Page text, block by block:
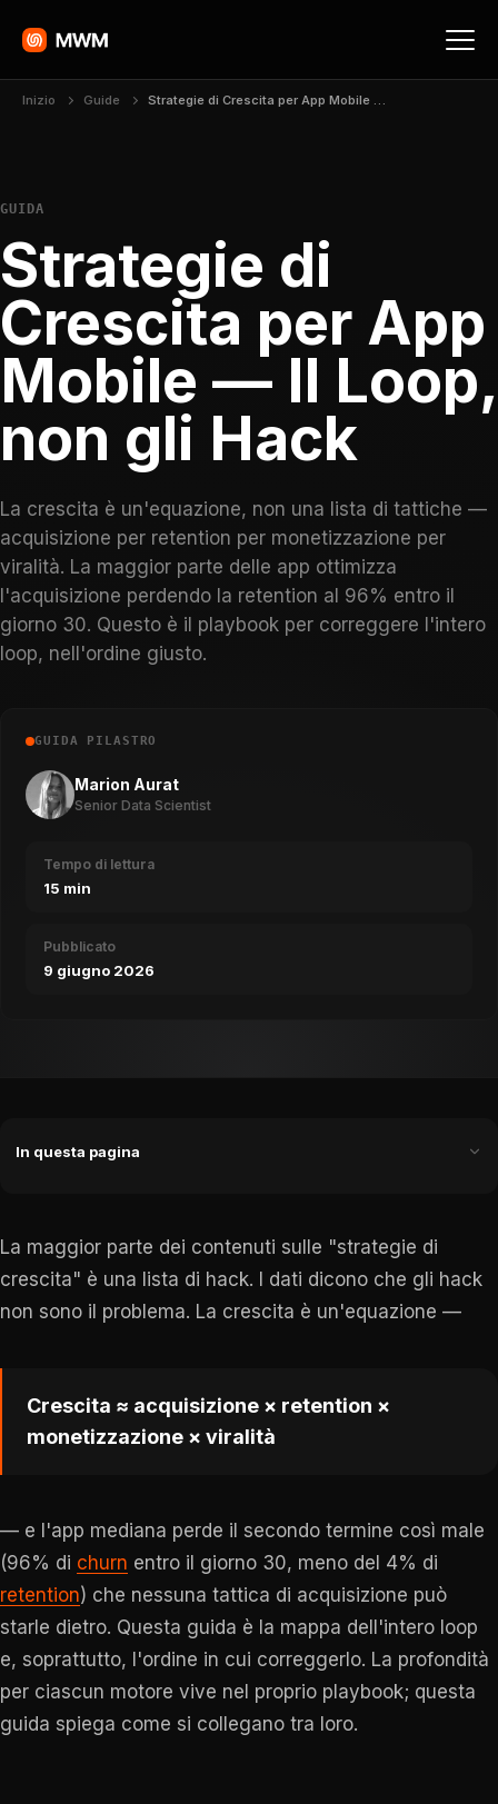
Inizio Guide Strategie di Crescita per App Mobile — Il Loop, non gli Hack
GUIDA
Strategie di
Crescita per App
Mobile — Il Loop,
non gli Hack
La crescita è un'equazione, non una lista di tattiche —
acquisizione per retention per monetizzazione per
viralità. La maggior parte delle app ottimizza
l'acquisizione perdendo la retention al 96% entro il
giorno 30. Questo è il playbook per correggere l'intero
loop, nell'ordine giusto.
GUIDA PILASTRO
Marion Aurat
Senior Data Scientist
Tempo di lettura
15 min
Pubblicato
9 giugno 2026
In questa pagina
La maggior parte dei contenuti sulle "strategie di
crescita" è una lista di hack. I dati dicono che gli hack
non sono il problema. La crescita è un'equazione —
Crescita ≈ acquisizione × retention ×
monetizzazione × viralità
— e l'app mediana perde il secondo termine così male
(96% di churn entro il giorno 30, meno del 4% di
retention) che nessuna tattica di acquisizione può
starle dietro. Questa guida è la mappa dell'intero loop
e, soprattutto, l'ordine in cui correggerlo. La profondità
per ciascun motore vive nel proprio playbook; questa
guida spiega come si collegano tra loro.